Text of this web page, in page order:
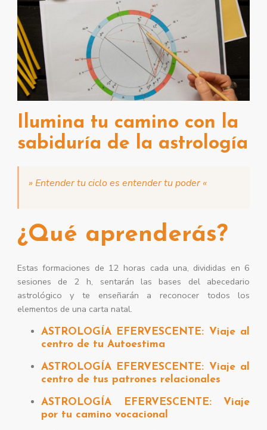
Ilumina tu camino con la
sabiduría de la astrología
» Entender tu ciclo es entender tu poder «
¿Qué aprenderás?
Estas formaciones de 12 horas cada una, divididas en 6
sesiones de 2 h, sentarán las bases del abecedario
astrológico y te enseñarán a reconocer todos los
elementos de una carta natal.
ASTROLOGÍA EFERVESCENTE: Viaje al
centro de tu Autoestima
ASTROLOGÍA EFERVESCENTE: Viaje al
centro de tus patrones relacionales
ASTROLOGÍA EFERVESCENTE: Viaje
por tu camino vocacional